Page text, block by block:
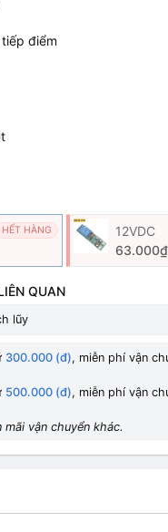
điểm
HẾT HÀNG 12VDC
63.000₫
QUAN
lũy
300.000 (đ), miễn phí vận
500.000 (đ), miễn phí vận
vận chuyển khác.